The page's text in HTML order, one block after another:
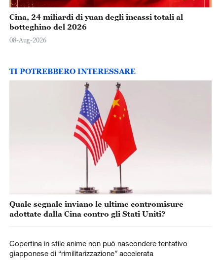
Cina, 24 miliardi di yuan degli incassi totali al
botteghino del 2026
08-Aug-2026
TI POTREBBERO INTERESSARE
Quale segnale inviano le ultime contromisure
adottate dalla Cina contro gli Stati Uniti?
Copertina in stile anime non può nascondere tentativo
giapponese di “rimilitarizzazione” accelerata